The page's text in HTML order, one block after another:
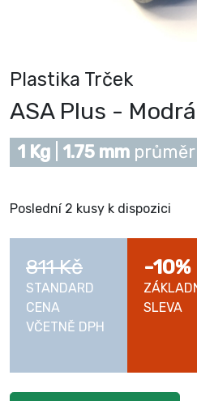
Plastika Trček
ASA Plus - Modrá
1 Kg 1.75 mm
Poslední 2 kusy k dispozici
811 Kč
STANDARD
CENA
VČETNĚ DPH
-10%
SLEVA